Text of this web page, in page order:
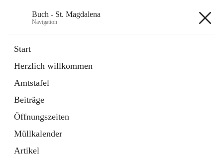
Buch - St. Magdalena
Navigation
Start
Herzlich willkommen
Amtstafel
Beiträge
Öffnungszeiten
Müllkalender
Artikel
11 Schnellzugriffe
Bürgerservice
10 Schnellzugriffe